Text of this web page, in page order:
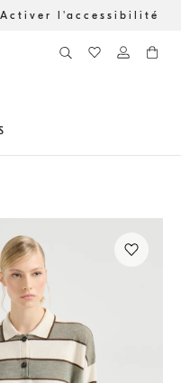
Activer l'accessibilité